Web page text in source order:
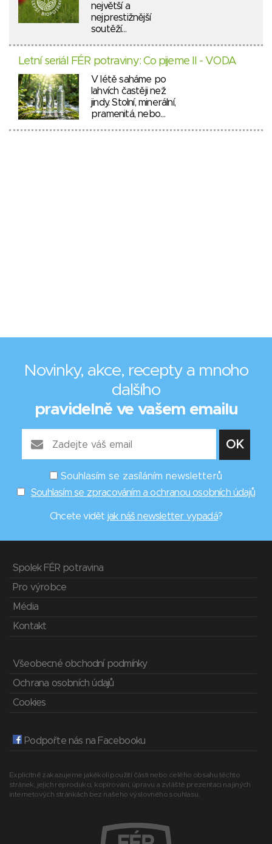
největší a
nejprestižnější
soutěží…
Letní seriál FÉR potraviny: Co pijeme II - VODA
V létě saháme po
lahvích častěji než
jindy. Stolní, minerální,
pramenitá, nebo…
Novinky, akce, recepty a mnoho
dalšího
pravidelně ve vašem emailu
Souhlasím se zasíláním newsletterů
Souhlasím se zpracováním a ochranou osobních údajů
Chcete vidět jak náš newsletter vypadá?
Spolek FÉR potravina
Pro výrobce
Média
Kontakt
Všeobecné obchodní podmínky
Ochrana osobních údajů
Cookies
Podpořte nás na Facebooku
Explicitně zakazujeme jakékoli použití části nebo celého obsahu těchto
stránek, jejich reprodukci, kopírování, úpravu a zvláště prezentaci na jiných
internetových stránkách bez našeho výslovného souhlasu.